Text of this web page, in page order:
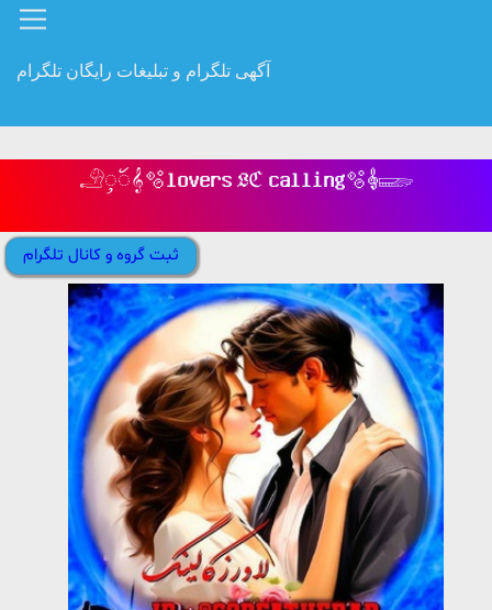
آگهی تلگرام و تبلیغات رایگان تلگرام
𓄂ꪴꪰ𝄞🫧𝐥𝐨𝐯𝐞𝐫𝐬 𝔏ℭ 𝐜𝐚𝐥𝐥𝐢𝐧𝐠🫧𝄞𓆃
ثبت گروه و کانال تلگرام